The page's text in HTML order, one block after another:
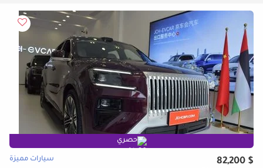
حصري
$ 82,200 سيارات مميزة